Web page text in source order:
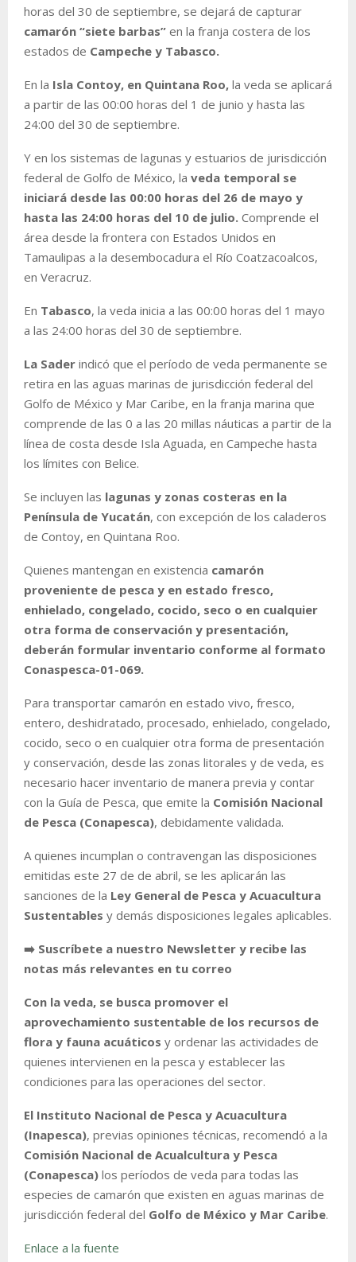
horas del 30 de septiembre, se dejará de capturar
camarón “siete barbas” en la franja costera de los
estados de Campeche y Tabasco.
En la Isla Contoy, en Quintana Roo, la veda se aplicará
a partir de las 00:00 horas del 1 de junio y hasta las
24:00 del 30 de septiembre.
Y en los sistemas de lagunas y estuarios de jurisdicción
federal de Golfo de México, la veda temporal se
iniciará desde las 00:00 horas del 26 de mayo y
hasta las 24:00 horas del 10 de julio. Comprende el
área desde la frontera con Estados Unidos en
Tamaulipas a la desembocadura el Río Coatzacoalcos,
en Veracruz.
En Tabasco, la veda inicia a las 00:00 horas del 1 mayo
a las 24:00 horas del 30 de septiembre.
La Sader indicó que el período de veda permanente se
retira en las aguas marinas de jurisdicción federal del
Golfo de México y Mar Caribe, en la franja marina que
comprende de las 0 a las 20 millas náuticas a partir de la
línea de costa desde Isla Aguada, en Campeche hasta
los límites con Belice.
Se incluyen las lagunas y zonas costeras en la
Península de Yucatán, con excepción de los caladeros
de Contoy, en Quintana Roo.
Quienes mantengan en existencia camarón
proveniente de pesca y en estado fresco,
enhielado, congelado, cocido, seco o en cualquier
otra forma de conservación y presentación,
deberán formular inventario conforme al formato
Conaspesca-01-069.
Para transportar camarón en estado vivo, fresco,
entero, deshidratado, procesado, enhielado, congelado,
cocido, seco o en cualquier otra forma de presentación
y conservación, desde las zonas litorales y de veda, es
necesario hacer inventario de manera previa y contar
con la Guía de Pesca, que emite la Comisión Nacional
de Pesca (Conapesca), debidamente validada.
A quienes incumplan o contravengan las disposiciones
emitidas este 27 de de abril, se les aplicarán las
sanciones de la Ley General de Pesca y Acuacultura
Sustentables y demás disposiciones legales aplicables.
➡️ Suscríbete a nuestro Newsletter y recibe las
notas más relevantes en tu correo
Con la veda, se busca promover el
aprovechamiento sustentable de los recursos de
flora y fauna acuáticos y ordenar las actividades de
quienes intervienen en la pesca y establecer las
condiciones para las operaciones del sector.
El Instituto Nacional de Pesca y Acuacultura
(Inapesca), previas opiniones técnicas, recomendó a la
Comisión Nacional de Acualcultura y Pesca
(Conapesca) los períodos de veda para todas las
especies de camarón que existen en aguas marinas de
jurisdicción federal del Golfo de México y Mar Caribe.
Enlace a la fuente